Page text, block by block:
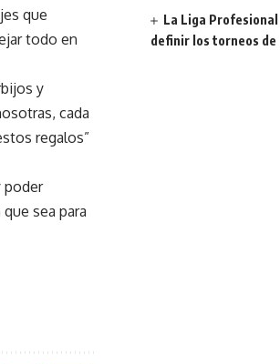
que
todo en
y
cada
regalos”
poder
sea para
La Liga
definir los torneos